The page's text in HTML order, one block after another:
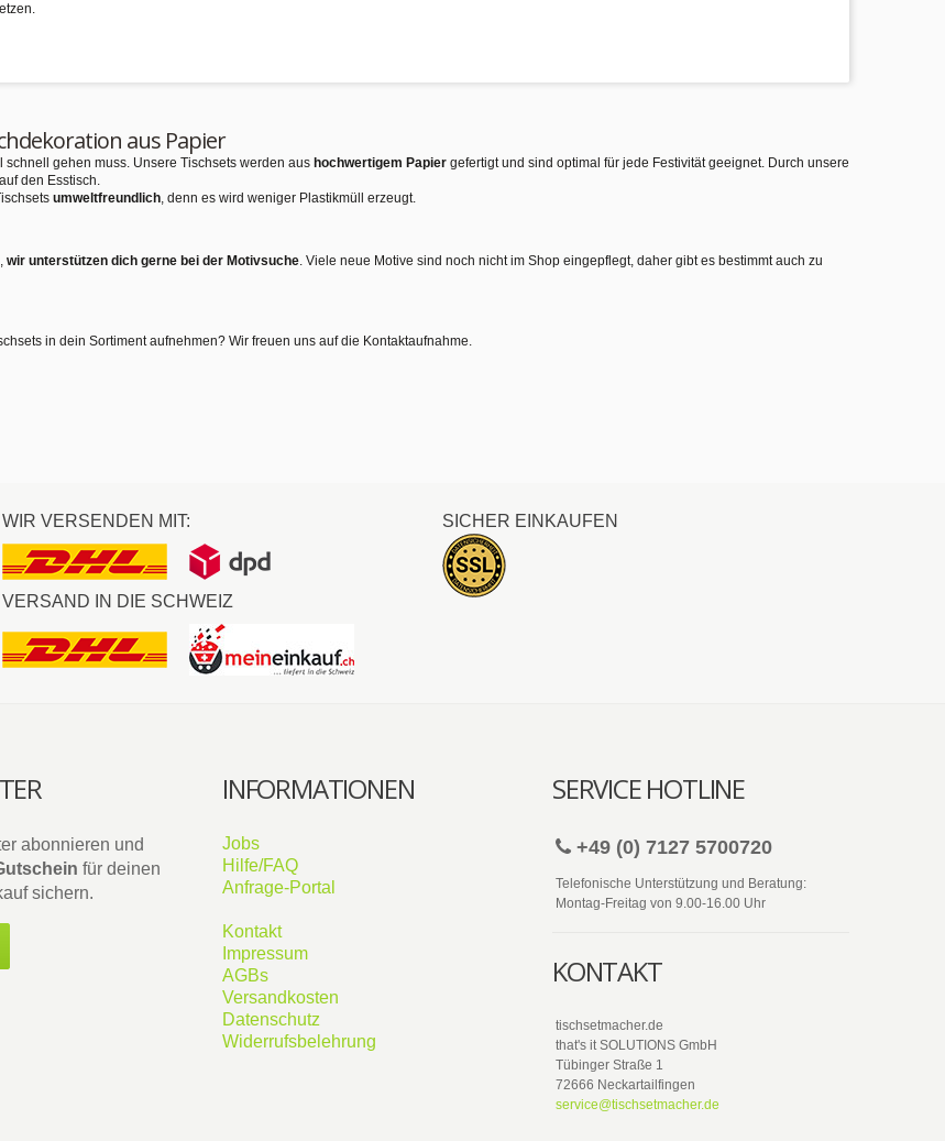
aus Papier
gehen muss. Unsere Tischsets werden aus hochwertigem Papier gefertigt und sind optimal für jede Festivität geeignet. Durch unsere
den Esstisch.
umweltfreundlich, denn es wird weniger Plastikmüll erzeugt.
wir unterstützen dich gerne bei der Motivsuche. Viele neue Motive sind noch nicht im Shop eingepflegt, daher gibt es bestimmt auch zu
in dein Sortiment aufnehmen? Wir freuen uns auf die Kontaktaufnahme.
WIR VERSENDEN MIT:
VERSAND IN DIE SCHWEIZ
SICHER EINKAUFEN
abonnieren und
für deinen
sichern.
INFORMATIONEN
Jobs
Hilfe/FAQ
Anfrage-Portal
Kontakt
Impressum
AGBs
Versandkosten
Datenschutz
Widerrufsbelehrung
SERVICE HOTLINE
+49 (0) 7127 5700720
Telefonische Unterstützung und Beratung:
Montag-Freitag von 9.00-16.00 Uhr
KONTAKT
tischsetmacher.de
that's it SOLUTIONS GmbH
Tübinger Straße 1
72666 Neckartailfingen
service@tischsetmacher.de